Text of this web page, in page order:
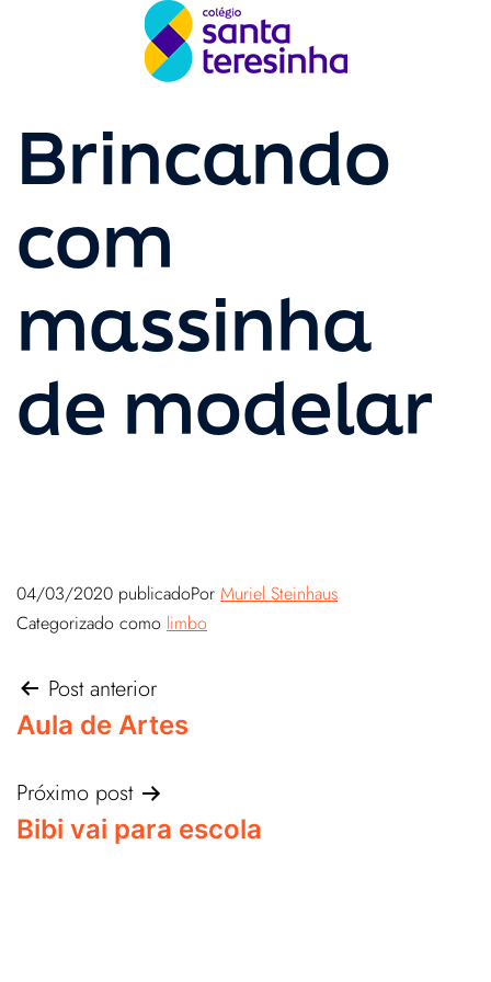
Brincando
com
massinha
de modelar
04/03/2020 publicadoPor Muriel Steinhaus
Categorizado como limbo
Post anterior
Aula de Artes
Próximo post
Bibi vai para escola